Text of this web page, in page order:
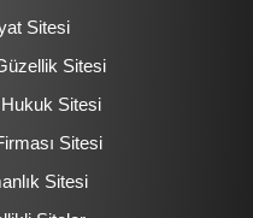
Sitesi
Sitesi
Sitesi
Sitesi
Sitesi